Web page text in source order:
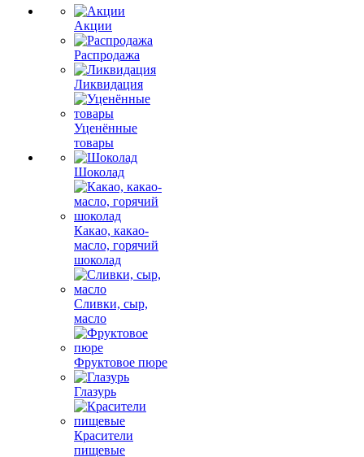
Акции
Распродажа
Ликвидация
Уценённые
товары
Шоколад
Какао, какао-
масло, горячий
шоколад
Сливки, сыр,
масло
Фруктовое пюре
Глазурь
Красители
пищевые